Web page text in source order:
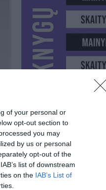
of your personal or
opt-out section to
you may
by us or personal
opt-out of the
list of downstream
on the IAB’s List of